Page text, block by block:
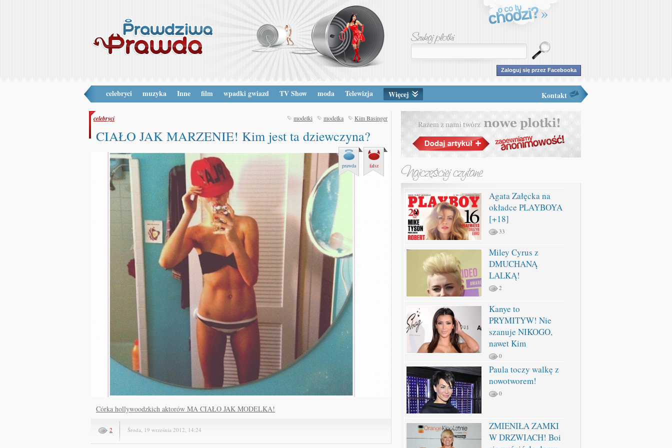
Zaloguj się przez Facebooka
celebryci muzyka Inne film wpadki gwiazd TV Show moda Telewizja Więcej Kontakt
celebryci modelki modelka Kim Basinger
CIAŁO JAK MARZENIE! Kim jest ta dziewczyna?
prawda fałsz
Córka hollywoodzkich aktorów MA CIAŁO JAK MODELKA!
2 Środa, 19 września 2012, 14:24
Agata Załęcka na
okładce PLAYBOYA
[+18]
33
Miley Cyrus z
DMUCHANĄ
LALKĄ!
2
Kanye to
PRYMITYW! Nie
szanuje NIKOGO,
nawet Kim
0
Paula toczy walkę z
nowotworem!
0
ZMIENIŁA ZAMKI
W DRZWIACH! Boi